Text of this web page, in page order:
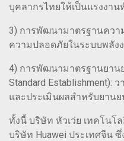
บุคลากรไทยให้เป็นแรงงาน
3) การพัฒนามาตรฐานควา
ความปลอดภัยในระบบพลัง
4) การพัฒนามาตรฐานยาน
Standard Establishment):
และประเมินผลสำหรับยาน
ทั้งนี้ บริษัท หัวเว่ย เทคโนโ
บริษัท Huawei ประเทศจีน